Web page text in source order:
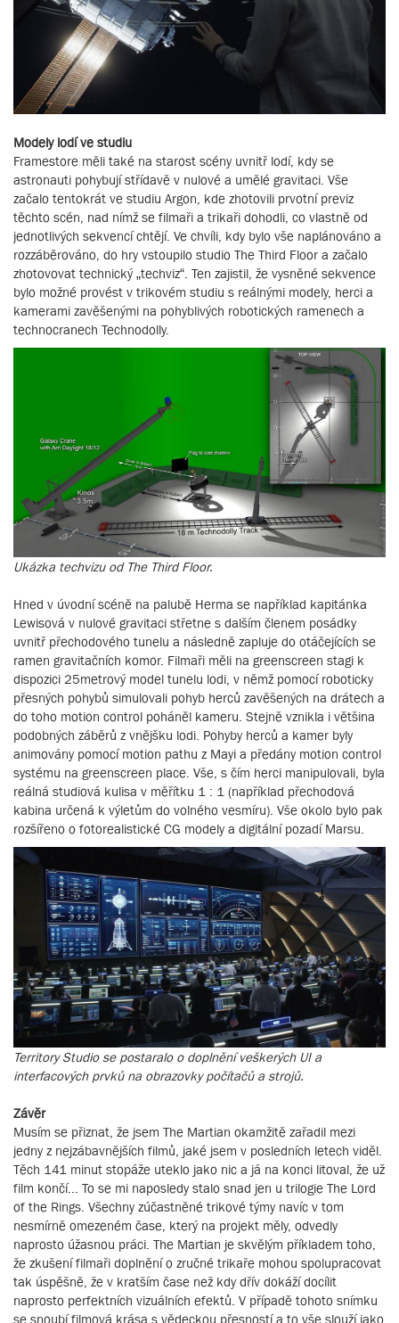
Modely lodí ve studiu
Framestore měli také na starost scény uvnitř lodí, kdy se
astronauti pohybují střídavě v nulové a umělé gravitaci. Vše
začalo tentokrát ve studiu Argon, kde zhotovili prvotní previz
těchto scén, nad nímž se filmaři a trikaři dohodli, co vlastně od
jednotlivých sekvencí chtějí. Ve chvíli, kdy bylo vše naplánováno a
rozzáběrováno, do hry vstoupilo studio The Third Floor a začalo
zhotovovat technický „techviz“. Ten zajistil, že vysněné sekvence
bylo možné provést v trikovém studiu s reálnými modely, herci a
kamerami zavěšenými na pohyblivých robotických ramenech a
technocranech Technodolly.
Ukázka techvizu od The Third Floor.
Hned v úvodní scéně na palubě Herma se například kapitánka
Lewisová v nulové gravitaci střetne s dalším členem posádky
uvnitř přechodového tunelu a následně zapluje do otáčejících se
ramen gravitačních komor. Filmaři měli na greenscreen stagi k
dispozici 25metrový model tunelu lodi, v němž pomocí roboticky
přesných pohybů simulovali pohyb herců zavěšených na drátech a
do toho motion control poháněl kameru. Stejně vznikla i většina
podobných záběrů z vnějšku lodi. Pohyby herců a kamer byly
animovány pomocí motion pathu z Mayi a předány motion control
systému na greenscreen place. Vše, s čím herci manipulovali, byla
reálná studiová kulisa v měřítku 1 : 1 (například přechodová
kabina určená k výletům do volného vesmíru). Vše okolo bylo pak
rozšířeno o fotorealistické CG modely a digitální pozadí Marsu.
Territory Studio se postaralo o doplnění veškerých UI a
interfacových prvků na obrazovky počítačů a strojů.
Závěr
Musím se přiznat, že jsem The Martian okamžitě zařadil mezi
jedny z nejzábavnějších filmů, jaké jsem v posledních letech viděl.
Těch 141 minut stopáže uteklo jako nic a já na konci litoval, že už
film končí... To se mi naposledy stalo snad jen u trilogie The Lord
of the Rings. Všechny zúčastněné trikové týmy navíc v tom
nesmírně omezeném čase, který na projekt měly, odvedly
naprosto úžasnou práci. The Martian je skvělým příkladem toho,
že zkušení filmaři doplnění o zručné trikaře mohou spolupracovat
tak úspěšně, že v kratším čase než kdy dřív dokáží docílit
naprosto perfektních vizuálních efektů. V případě tohoto snímku
se snoubí filmová krása s vědeckou přesností a to vše slouží jako